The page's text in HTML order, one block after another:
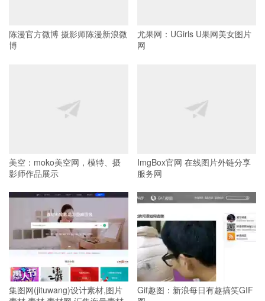
陈漫官方微博 摄影师陈漫新浪微
博
尤果网：UGirls U果网美女图片
网
美空：moko美空网，模特、摄
影师作品展示
ImgBox官网 在线图片外链分享
服务网
集图网(jituwang)设计素材,图片
Gif趣图：新浪每日有趣搞笑GIF